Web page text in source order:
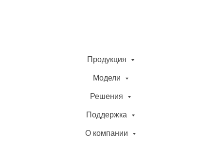
Продукция
Модели
Решения
Поддержка
О компании